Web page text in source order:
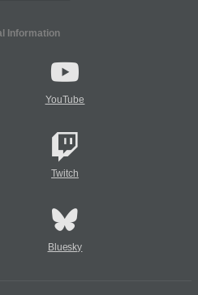
Information
YouTube
Twitch
Bluesky